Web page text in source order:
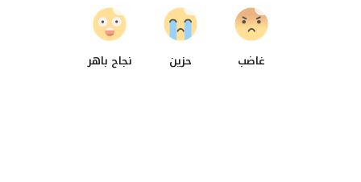
غاضب
0
حزين نجاح باهر